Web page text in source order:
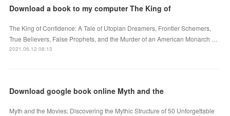
Download a book to my computer The King of
The King of Confidence: A Tale of Utopian Dreamers, Frontier Schemers,
True Believers, False Prophets, and the Murder of an American Monarch …
2021.06.12 08:13
Download google book online Myth and the
Myth and the Movies: Discovering the Mythic Structure of 50 Unforgettable